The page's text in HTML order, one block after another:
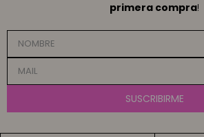
primera compra!
SUSCRIBIRME